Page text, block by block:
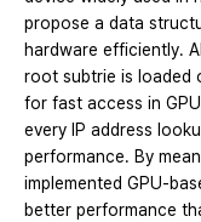
propose a data
hardware efficiently.
root subtrie is loaded
for fast access in
every IP address
performance. By
implemented GPU-
better performance